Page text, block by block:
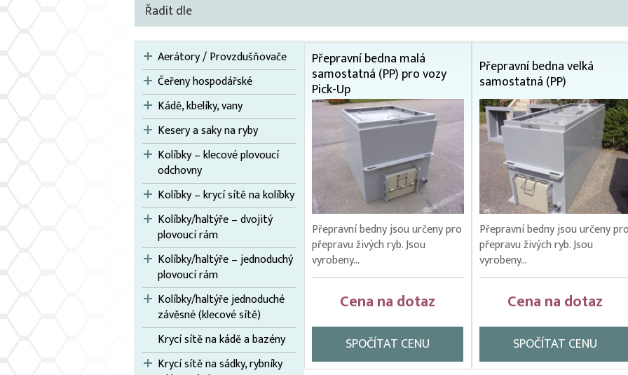
Řadit dle
Aerátory / Provzdušňovače
Čeřeny hospodářské
Kádě, kbelíky, vany
Kesery a saky na ryby
Kolíbky – klecové plovoucí
odchovny
Kolíbky – krycí sítě na kolíbky
Kolíbky/haltýře – dvojitý
plovoucí rám
Kolíbky/haltýře – jednoduchý
plovoucí rám
Kolíbky/haltýře jednoduché
závěsné (klecové sítě)
Krycí sítě na kádě a bazény
Krycí sítě na sádky, rybníky
Přepravní bedna malá
samostatná (PP) pro vozy
Pick-Up
Přepravní bedny jsou určeny pro
přepravu živých ryb. Jsou
vyrobeny...
Cena na dotaz
SPOČÍTAT CENU
Přepravní bedna velká
samostatná (PP)
Přepravní bedny jsou určeny
přepravu živých ryb. Jsou
vyrobeny...
Cena na dotaz
SPOČÍTAT CENU